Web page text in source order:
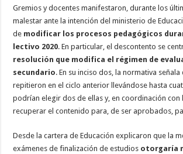
Gremios y docentes manifestaron, durante los
malestar ante la intención del ministerio de
de modificar los procesos pedagógicos
lectivo 2020. En particular, el descontento se
resolución que modifica el régimen de
secundario. En su inciso dos, la normativa
repitieron en el ciclo anterior llevándose hasta
podrían elegir dos de ellas y, en coordinación con
recuperar el contenido para, de ser aprobados,
Desde la cartera de Educación explicaron que la
exámenes de finalización de estudios otorgaría